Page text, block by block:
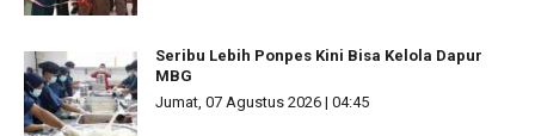
Seribu Lebih Ponpes Kini Bisa Kelola Dapur
MBG
Jumat, 07 Agustus 2026 | 04:45